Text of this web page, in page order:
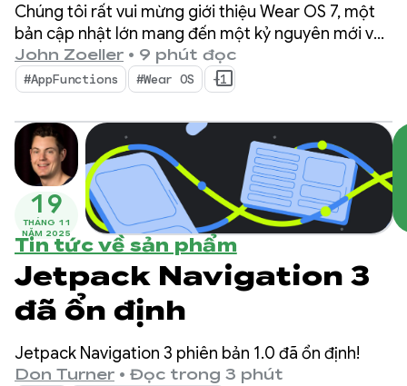
Chúng tôi rất vui mừng giới thiệu Wear OS 7, một
bản cập nhật lớn mang đến một kỷ nguyên mới về
hiệu suất năng lượng và trí thông minh cho cả
người dùng lẫn nhà phát triển.
John Zoeller • 9 phút đọc
#AppFunctions #Wear OS +1
19
THÁNG 11
NĂM 2025
Tin tức về sản phẩm
Jetpack Navigation 3
đã ổn định
Jetpack Navigation 3 phiên bản 1.0 đã ổn định!
Don Turner • Đọc trong 3 phút